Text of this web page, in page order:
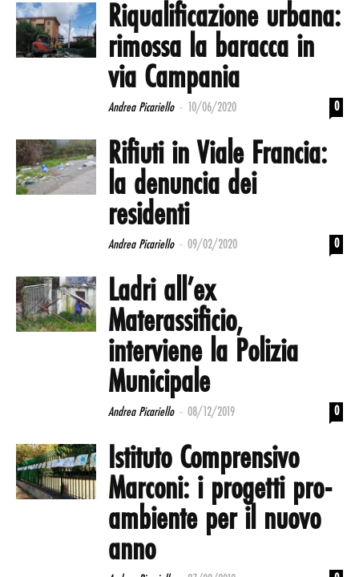
Riqualificazione urbana:
rimossa la baracca in
via Campania
Andrea Picariello - 10/06/2020 0
Rifiuti in Viale Francia:
la denuncia dei
residenti
Andrea Picariello - 09/02/2020 0
Ladri all’ex
Materassificio,
interviene la Polizia
Municipale
Andrea Picariello - 08/12/2019 0
Istituto Comprensivo
Marconi: i progetti pro-
ambiente per il nuovo
anno